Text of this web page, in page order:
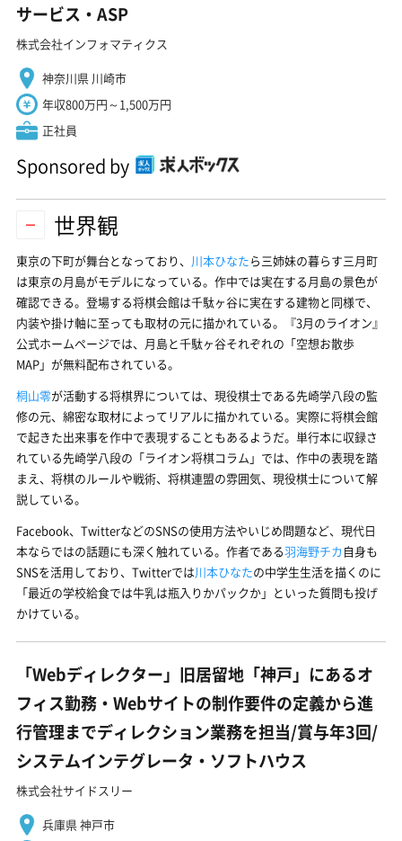
サービス・ASP
株式会社インフォマティクス
神奈川県 川崎市
年収800万円～1,500万円
正社員
Sponsored by
世界観
東京の下町が舞台となっており、 川本ひなたら三姉妹の暮らす三月町
は東京の月島がモデルになっている。作中では実在する月島の景色が
確認できる。登場する将棋会館は千駄ヶ谷に実在する建物と同様で、
内装や掛け軸に至っても取材の元に描かれている。『3月のライオン』
公式ホームページでは、月島と千駄ヶ谷それぞれの「空想お散歩
MAP」が無料配布されている。
桐山零が活動する将棋界については、現役棋士である先崎学八段の監
修の元、綿密な取材によってリアルに描かれている。実際に将棋会館
で起きた出来事を作中で表現することもあるようだ。単行本に収録さ
れている先崎学八段の「ライオン将棋コラム」では、作中の表現を踏
まえ、将棋のルールや戦術、将棋連盟の雰囲気、現役棋士について解
説している。
Facebook、TwitterなどのSNSの使用方法やいじめ問題など、現代日
本ならではの話題にも深く触れている。作者である羽海野チカ 自身も
SNSを活用しており、Twitterでは川本ひなたの中学生生活を描くのに
「最近の学校給食では牛乳は瓶入りかパックか」といった質問も投げ
かけている。
「Webディレクター」旧居留地「神戸」にあるオ
フィス勤務・Webサイトの制作要件の定義から進
行管理までディレクション業務を担当/賞与年3回/
システムインテグレータ・ソフトハウス
株式会社サイドスリー
兵庫県 神戸市